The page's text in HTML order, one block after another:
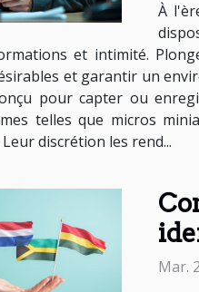
À
et intimité.
et garantir un
pour capter ou
telles que micros
discrétion les rend...
Mar.